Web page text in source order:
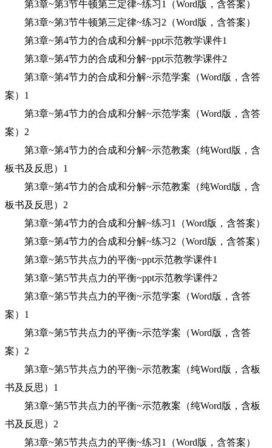
第3章~第3节牛顿第三定律~练习1（Word版，含答案）
第3章~第3节牛顿第三定律~练习2（Word版，含答案）
第3章~第4节力的合成和分解~ppt示范教学课件1
第3章~第4节力的合成和分解~ppt示范教学课件2
第3章~第4节力的合成和分解~示范学案（Word版，含答
案）1
第3章~第4节力的合成和分解~示范学案（Word版，含答
案）2
第3章~第4节力的合成和分解~示范教案（纯Word版，含
板书及反思）1
第3章~第4节力的合成和分解~示范教案（纯Word版，含
板书及反思）2
第3章~第4节力的合成和分解~练习1（Word版，含答案）
第3章~第4节力的合成和分解~练习2（Word版，含答案）
第3章~第5节共点力的平衡~ppt示范教学课件1
第3章~第5节共点力的平衡~ppt示范教学课件2
第3章~第5节共点力的平衡~示范学案（Word版，含答
案）1
第3章~第5节共点力的平衡~示范学案（Word版，含答
案）2
第3章~第5节共点力的平衡~示范教案（纯Word版，含板
书及反思）1
第3章~第5节共点力的平衡~示范教案（纯Word版，含板
书及反思）2
第3章~第5节共点力的平衡~练习1（Word版，含答案）